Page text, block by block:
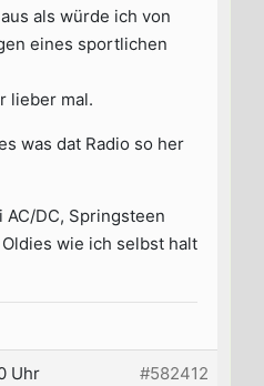
als würde ich von
eines sportlichen
lieber mal.
was dat Radio so her
DC, Springsteen
wie ich selbst halt
Uhr #582412